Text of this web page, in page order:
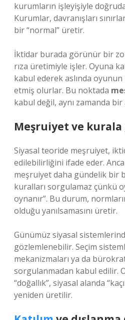
kurumların işleyişiyle
Kurumlar, davranışları
bir “normal” üretir.
İktidar burada görünür bir
rıza üretimiyle işler. Oyuna
kabul ederek aslında
etmiş olurlar. Bu noktada
kabul değil, aynı zamanda bir
Meşruiyet ve
Siyasal teoride meşruiyet,
edilebilirliğini ifade eder.
meşruiyet daha gündelik bir
kuralları sorgulamaz çünkü
oynanır”. Bu durum,
olduğu yanılsamasını üretir.
Günümüz siyasal
gözlemlenebilir. Seçim
mekanizmaları ya da
sorgulanmadan kabul edilir.
“doğallık”, siyasal alanda
yeniden üretilir.